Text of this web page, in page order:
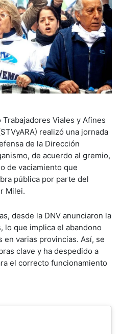
Viales y Afines
realizó una jornada
de la Dirección
de acuerdo al gremio,
de vaciamiento que
pública por parte del
Milei.
desde la DNV anunciaron la
lo que implica el abandono
varias provincias. Así, se
clave y ha despedido a
el correcto funcionamiento